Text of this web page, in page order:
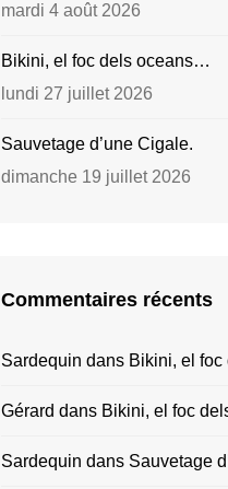
mardi 4 août 2026
Bikini, el foc dels oceans…
lundi 27 juillet 2026
Sauvetage d’une Cigale.
dimanche 19 juillet 2026
Commentaires récents
Sardequin dans Bikini, el
Gérard dans Bikini, el foc
Sardequin dans Sauvetage